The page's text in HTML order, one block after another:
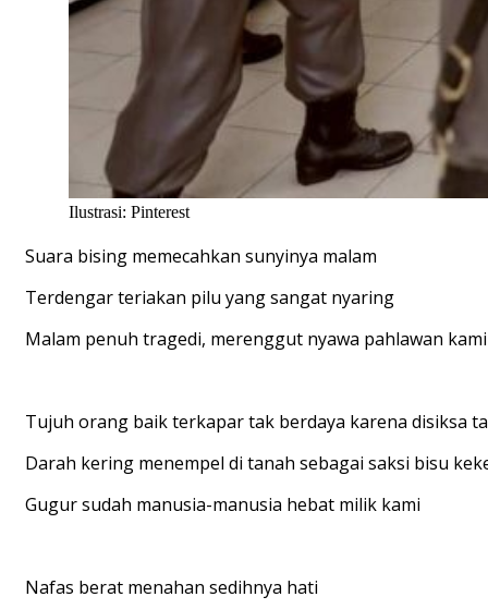
Ilustrasi: Pinterest
Suara bising memecahkan sunyinya malam
Terdengar teriakan pilu yang sangat nyaring
Malam penuh tragedi, merenggut nyawa pahlawan kami
Tujuh orang baik terkapar tak berdaya karena disiksa
Darah kering menempel di tanah sebagai saksi bisu
Gugur sudah manusia-manusia hebat milik kami
Nafas berat menahan sedihnya hati